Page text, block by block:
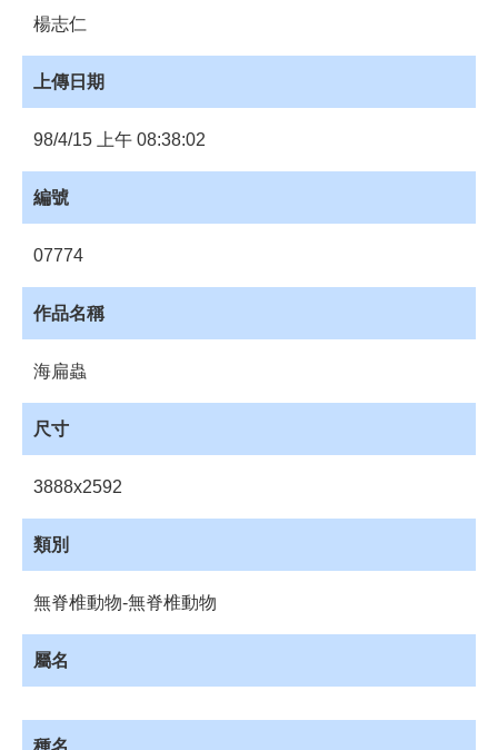
管
收
藏
楊志仁
上傳日期
98/4/15 上午 08:38:02
編號
07774
作品名稱
海扁蟲
尺寸
3888x2592
類別
無脊椎動物-無脊椎動物
屬名
種名